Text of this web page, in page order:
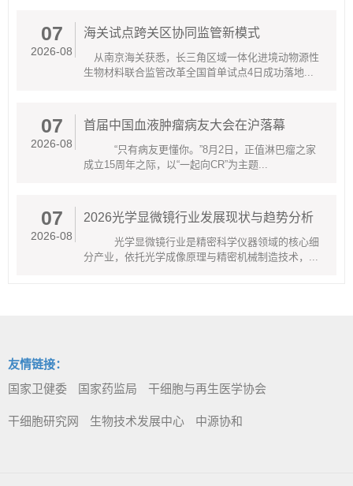
07
2026-08
海关试点跨关区协同监管新模式
从南京海关获悉，长三角区域一体化进境动物源性
生物材料联合监管改革全国首单试点4日成功落地...
07
2026-08
首届中国血液肿瘤病友大会在沪落幕
“只有病友更懂你。”8月2日，正值淋巴瘤之家
成立15周年之际，以“一起向CR”为主题...
07
2026-08
2026光学显微镜行业发展现状与趋势分析
光学显微镜行业是精密科学仪器领域的核心细
分产业，依托光学成像原理与精密机械制造技术，...
友情链接：
国家卫健委
国家药监局 干细胞与再生医学协会
干细胞研究网 生物技术发展中心 中源协和